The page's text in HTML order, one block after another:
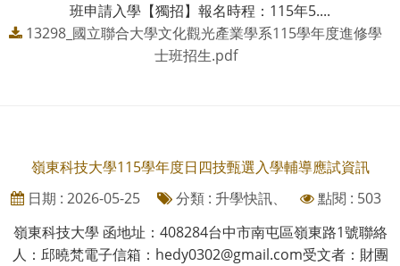
班申請入學【獨招】報名時程：115年5....
13298_國立聯合大學文化觀光產業學系115學年度進修學
士班招生.pdf
嶺東科技大學115學年度日四技甄選入學輔導應試資訊
日期 : 2026-05-25
分類 : 升學快訊、
點閱 : 503
嶺東科技大學 函地址：408284台中市南屯區嶺東路1號聯絡
人：邱曉梵電子信箱：hedy0302@gmail.com受文者：財團